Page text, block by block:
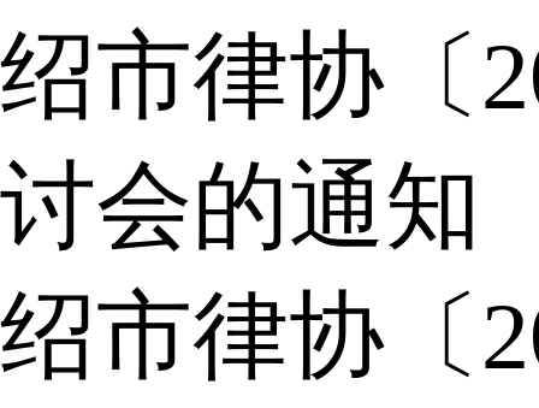
绍市律协〔
讨会的通知
绍市律协〔